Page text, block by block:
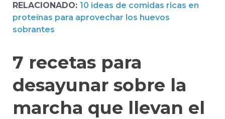
RELACIONADO: 10 ideas de comidas ricas en
proteínas para aprovechar los huevos
sobrantes
7 recetas para
desayunar sobre la
marcha que llevan el